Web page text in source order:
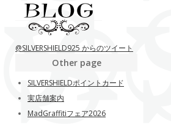
@SILVERSHIELD925 からのツイート
Other page
SILVERSHIELDポイントカード
実店舗案内
MadGraffitiフェア2026